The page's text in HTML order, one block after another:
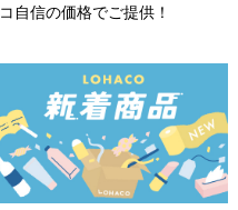
コ自信の価格でご提供！